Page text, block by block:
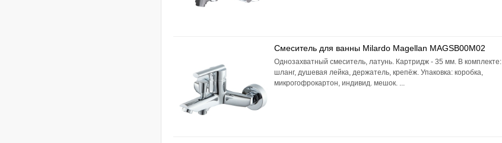
Смеситель для ванны Milardo Magellan MAGSB00M02
Однозахватный смеситель, латунь. Картридж - 35 мм. В комплекте:
шланг, душевая лейка, держатель, крепёж. Упаковка: коробка,
микрогофрокартон, индивид. мешок. ...